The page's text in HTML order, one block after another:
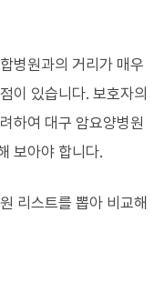
병원과의 거리가 매우
이 있습니다. 보호자의
하여 대구 암요양병원
보아야 합니다.
리스트를 뽑아 비교해